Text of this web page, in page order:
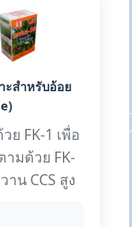
ะสำหรับอ้อย
ย FK-1 เพื่อ
มด้วย FK-
าน CCS สูง